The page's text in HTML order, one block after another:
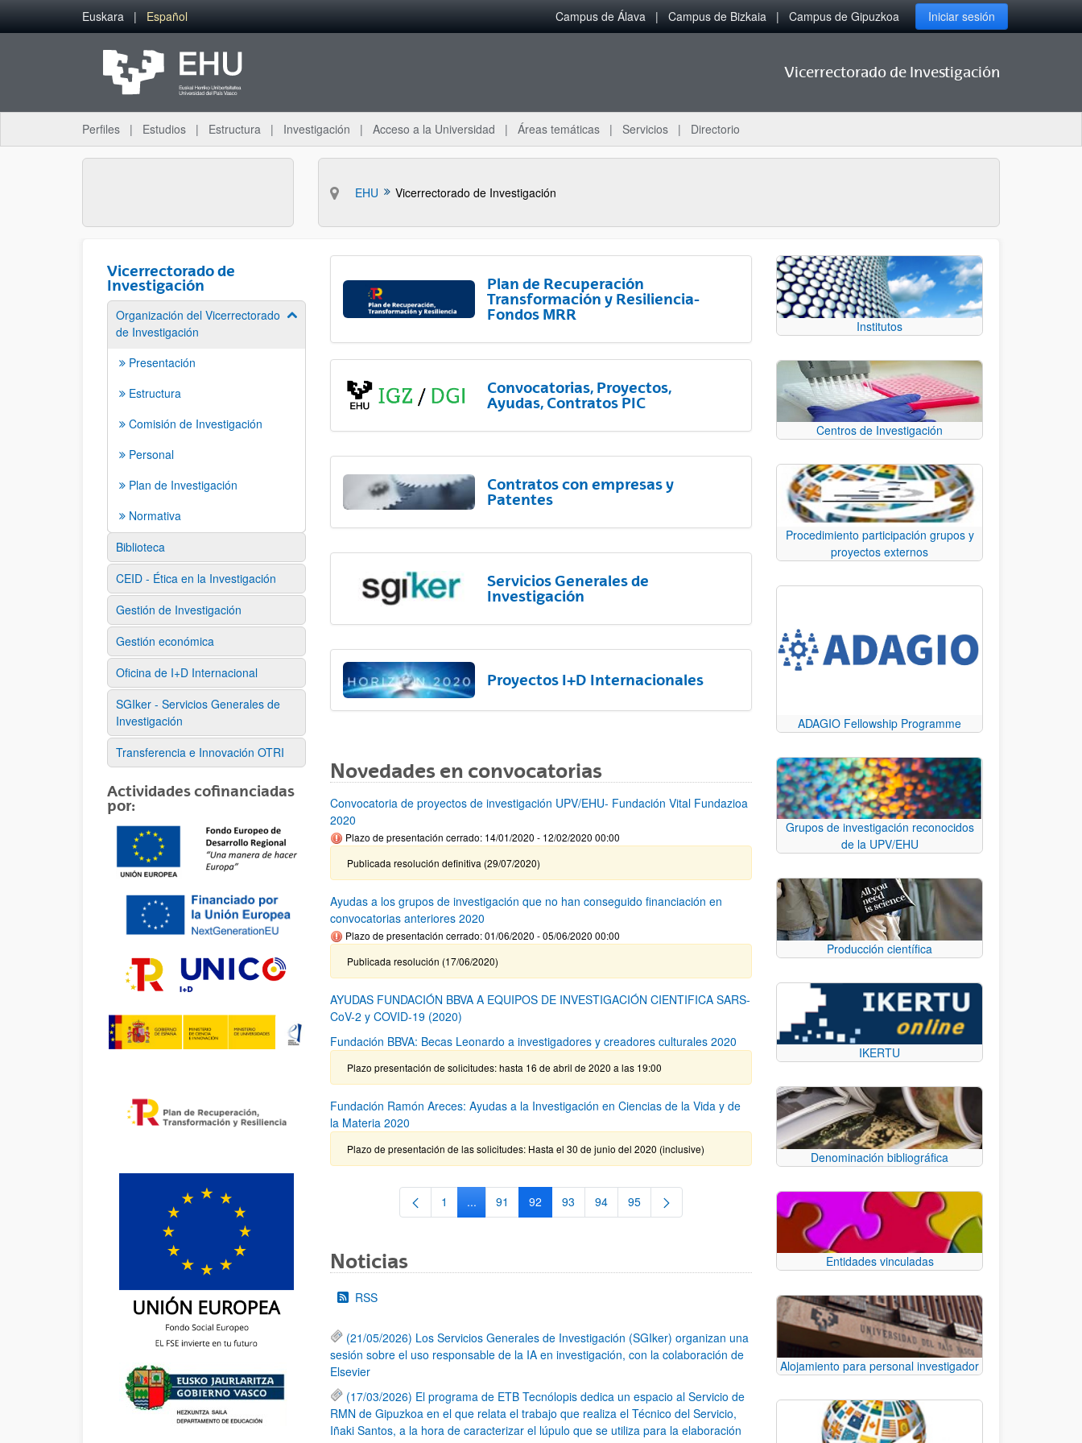
Saltar al contenido principal
Euskara Español Campus de Álava Campus de Bizkaia Campus de Gipuzkoa Iniciar sesión
Vicerrectorado de Investigación
Perfiles Estudios Estructura Investigación Acceso a la Universidad Áreas temáticas Servicios Directorio
EHU Vicerrectorado de Investigación
Vicerrectorado de
Investigación
Organización del Vicerrectorado
de Investigación
Mostrar/ocultar subpáginas
Presentación
Estructura
Comisión de Investigación
Personal
Plan de Investigación
Normativa
Biblioteca
CEID - Ética en la Investigación
Gestión de Investigación
Gestión económica
Oficina de I+D Internacional
SGIker - Servicios Generales de
Investigación
Transferencia e Innovación OTRI
Actividades cofinanciadas
por:
Plan de Recuperación
Transformación y Resiliencia-
Fondos MRR
Convocatorias, Proyectos,
Ayudas, Contratos PIC
Contratos con empresas y
Patentes
Servicios Generales de
Investigación
Proyectos I+D Internacionales
Novedades en convocatorias
Convocatoria de proyectos de investigación UPV/EHU- Fundación Vital Fundazioa
2020
Plazo de presentación cerrado: 14/01/2020 - 12/02/2020 00:00
Publicada resolución definitiva (29/07/2020)
Ayudas a los grupos de investigación que no han conseguido financiación en
convocatorias anteriores 2020
Plazo de presentación cerrado: 01/06/2020 - 05/06/2020 00:00
Publicada resolución (17/06/2020)
AYUDAS FUNDACIÓN BBVA A EQUIPOS DE INVESTIGACIÓN CIENTIFICA SARS-
CoV-2 y COVID-19 (2020)
Fundación BBVA: Becas Leonardo a investigadores y creadores culturales 2020
Plazo presentación de solicitudes: hasta 16 de abril de 2020 a las 19:00
Fundación Ramón Areces: Ayudas a la Investigación en Ciencias de la Vida y de
la Materia 2020
Plazo de presentación de las solicitudes: Hasta el 30 de junio del 2020 (inclusive)
Página
1 ...Páginas intermedias Use TAB para desplazarse.
Página
91 Página
92 Página
93 Página
94 Página
95
Noticias
RSS
(21/05/2026) Los Servicios Generales de Investigación (SGIker) organizan una
sesión sobre el uso responsable de la IA en investigación, con la colaboración de
Elsevier
(17/03/2026) El programa de ETB Tecnólopis dedica un espacio al Servicio de
RMN de Gipuzkoa en el que relata el trabajo que realiza el Técnico del Servicio,
Iñaki Santos, a la hora de caracterizar el lúpulo que se utiliza para la elaboración
Institutos
Centros de Investigación
Procedimiento participación grupos y
proyectos externos
ADAGIO Fellowship Programme
Grupos de investigación reconocidos
de la UPV/EHU
Producción científica
IKERTU
Denominación bibliográfica
Entidades vinculadas
Alojamiento para personal investigador